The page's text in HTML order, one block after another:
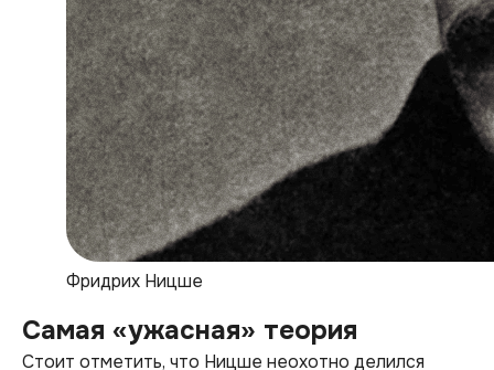
Фридрих Ницше
Самая «ужасная» теория
Стоит отметить, что Ницше неохотно делился